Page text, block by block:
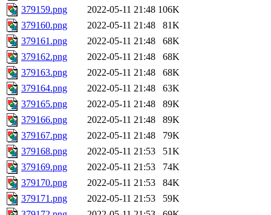
379159.png
2022-05-11 21:48 106K
379160.png
2022-05-11 21:48
81K
379161.png
2022-05-11 21:48
68K
379162.png
2022-05-11 21:48
68K
379163.png
2022-05-11 21:48
68K
379164.png
2022-05-11 21:48
63K
379165.png
2022-05-11 21:48
89K
379166.png
2022-05-11 21:48
89K
379167.png
2022-05-11 21:48
79K
379168.png
2022-05-11 21:53
51K
379169.png
2022-05-11 21:53
74K
379170.png
2022-05-11 21:53
84K
379171.png
2022-05-11 21:53
59K